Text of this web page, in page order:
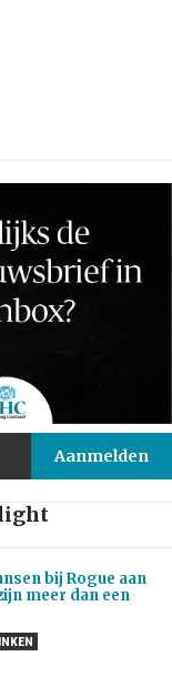
bij Rogue aan
meer dan een